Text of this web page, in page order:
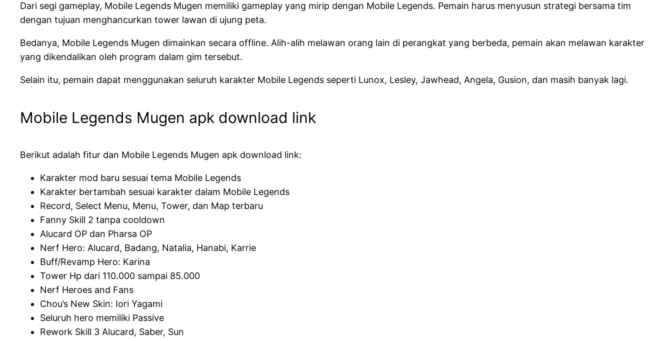
Dari segi gameplay, Mobile Legends Mugen memiliki gameplay yang mirip dengan Mobile Legends. Pemain harus menyusun strategi bersama tim
dengan tujuan menghancurkan tower lawan di ujung peta.
Bedanya, Mobile Legends Mugen dimainkan secara offline. Alih-alih melawan orang lain di perangkat yang berbeda, pemain akan melawan karakter
yang dikendalikan oleh program dalam gim tersebut.
Selain itu, pemain dapat menggunakan seluruh karakter Mobile Legends seperti Lunox, Lesley, Jawhead, Angela, Gusion, dan masih banyak lagi.
Mobile Legends Mugen apk download link
Berikut adalah fitur dan Mobile Legends Mugen apk download link:
Karakter mod baru sesuai tema Mobile Legends
Karakter bertambah sesuai karakter dalam Mobile Legends
Record, Select Menu, Menu, Tower, dan Map terbaru
Fanny Skill 2 tanpa cooldown
Alucard OP dan Pharsa OP
Nerf Hero: Alucard, Badang, Natalia, Hanabi, Karrie
Buff/Revamp Hero: Karina
Tower Hp dari 110.000 sampai 85.000
Nerf Heroes and Fans
Chou’s New Skin: Iori Yagami
Seluruh hero memiliki Passive
Rework Skill 3 Alucard, Saber, Sun